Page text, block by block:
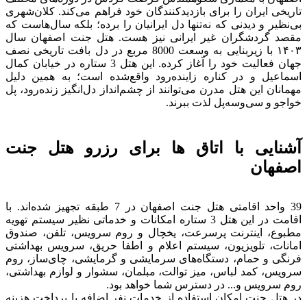
تاریخی ایران را برای بازدیدکنندگان خود فراهم می‌کند. کلان‌شهری
بی‌نظیر و دیدنی که نه‌تنها دل ایرانیان را برده؛ بلکه سال‌هاست که
مقصد گردشگران غیر ایرانی نیز هست. هتل جنت اصفهان سال
۱۴۰۳ با زیربنایی به وسعت 8000 مربع در دل بافت تاریخی نصف
جهان فعالیت خود را آغاز کرده. این هتل 3 ستاره در خیابان کمال
اسماعیل و در کناره زاینده‌رود واقع‌شده است؛ به همین دلیل
مهمانان این هتل مدرن می‌توانند از چشم‌انداز دل‌انگیز زنده‌رود، پل
خواجو و سی‌وسه‌پل لذت ببرند.
آشنایی با اتاق ها برای رزرو هتل جنت
اصفهان
39 واحد اقامتی هتل جنت اصفهان در 7 طبقه تجهیز شده‌اند. با
اقامت در این هتل 3 ستاره امکانات و خدماتی نظیر سیستم تهویه
مطبوع، اینترنت پرسرعت، یخچال و روم سرویس، تلفن، صندوق
امانات، تلویزیون، سیستم اعلام و اطفا حریق، سرویس بهداشتی
فرنگی و حمام، دستگاه‌های سرمایشی و گرمایشی، چای‌ساز، روم
سرویس، کمد لباس، میز توالت، مبلمان، سشوار و لوازم بهداشتی،
روم سرویس و... در دسترس شما خواهد بود.
در هتل جنت امکان استفاده از خدمات نفر اضافه با پرداخت هزینه